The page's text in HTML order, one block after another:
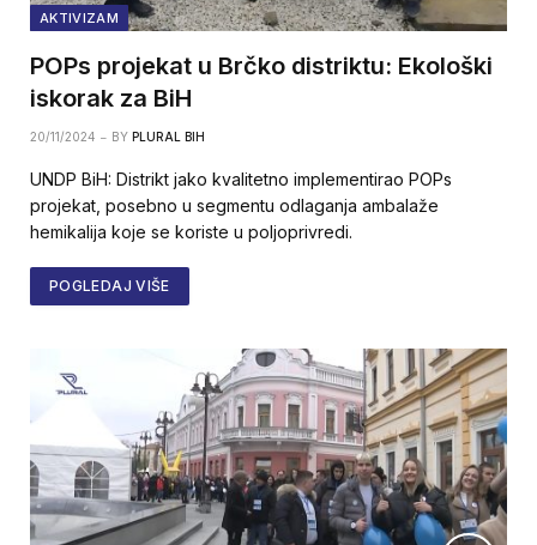
AKTIVIZAM
POPs projekat u Brčko distriktu: Ekološki
iskorak za BiH
20/11/2024 BY PLURAL BIH
UNDP BiH: Distrikt jako kvalitetno implementirao POPs
projekat, posebno u segmentu odlaganja ambalaže
hemikalija koje se koriste u poljoprivredi.
POGLEDAJ VIŠE